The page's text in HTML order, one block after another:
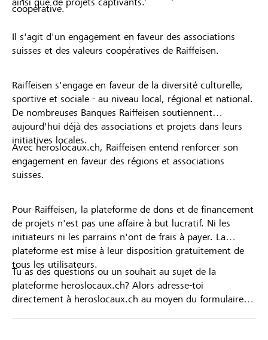
coopérative.
Il s'agit d'un engagement en faveur des associations
suisses et des valeurs coopératives de Raiffeisen.
Raiffeisen s'engage en faveur de la diversité culturelle,
sportive et sociale - au niveau local, régional et national.
De nombreuses Banques Raiffeisen soutiennent
aujourd'hui déjà des associations et projets dans leurs
initiatives locales.
Avec heroslocaux.ch, Raiffeisen entend renforcer son
engagement en faveur des régions et associations
suisses.
Pour Raiffeisen, la plateforme de dons et de financement
de projets n'est pas une affaire à but lucratif. Ni les
initiateurs ni les parrains n'ont de frais à payer. La
plateforme est mise à leur disposition gratuitement de
tous les utilisateurs.
Tu as des questions ou un souhait au sujet de la
plateforme heroslocaux.ch? Alors adresse-toi
directement à heroslocaux.ch au moyen du formulaire